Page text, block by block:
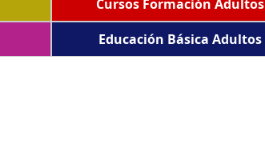
Cursos Formación Adultos
Educación Básica Adultos